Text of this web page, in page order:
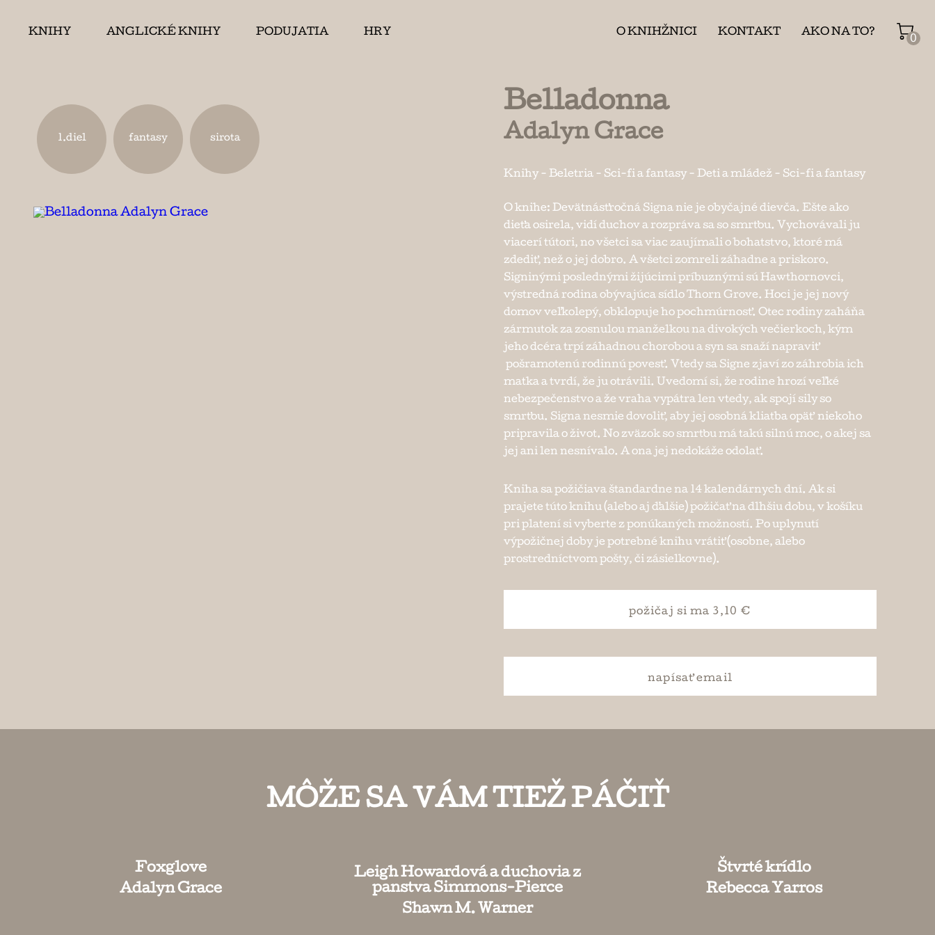
KNIHY ANGLICKÉ KNIHY PODUJATIA HRY O KNIHŽNICI KONTAKT AKO NA TO?
0
1.diel fantasy sirota
Belladonna
Adalyn Grace
Knihy - Beletria - Sci-fi a fantasy - Deti a mládež - Sci-fi a fantasy
O knihe: Devätnásťročná Signa nie je obyčajné dievča. Ešte ako
dieťa osirela, vidí duchov a rozpráva sa so smrťou. Vychovávali ju
viacerí tútori, no všetci sa viac zaujímali o bohatstvo, ktoré má
zdediť, než o jej dobro. A všetci zomreli záhadne a priskoro.
Signinými poslednými žijúcimi príbuznými sú Hawthornovci,
výstredná rodina obývajúca sídlo Thorn Grove. Hoci je jej nový
domov veľkolepý, obklopuje ho pochmúrnosť. Otec rodiny zaháňa
zármutok za zosnulou manželkou na divokých večierkoch, kým
jeho dcéra trpí záhadnou chorobou a syn sa snaží napraviť
pošramotenú rodinnú povesť. Vtedy sa Signe zjaví zo záhrobia ich
matka a tvrdí, že ju otrávili. Uvedomí si, že rodine hrozí veľké
nebezpečenstvo a že vraha vypátra len vtedy, ak spojí sily so
smrťou. Signa nesmie dovoliť, aby jej osobná kliatba opäť niekoho
pripravila o život. No zväzok so smrťou má takú silnú moc, o akej sa
jej ani len nesnívalo. A ona jej nedokáže odolať.
Kniha sa požičiava štandardne na 14 kalendárnych dní. Ak si
prajete túto knihu (alebo aj ďalšie) požičať na dlhšiu dobu, v košíku
pri platení si vyberte z ponúkaných možností. Po uplynutí
výpožičnej doby je potrebné knihu vrátiť (osobne, alebo
prostredníctvom pošty, či zásielkovne).
požičaj sima 3,10 €
napísaťemail
MÔŽE SA VÁM TIEŽ PÁČIŤ
Foxglove
Adalyn Grace
Leigh Howardová a duchovia z
panstva Simmons-Pierce
Shawn M. Warner
Štvrté krídlo
Rebecca Yarros